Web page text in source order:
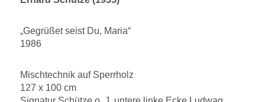
„Gegrüßet seist Du, Maria“
1986
Mischtechnik auf Sperrholz
127 x 100 cm